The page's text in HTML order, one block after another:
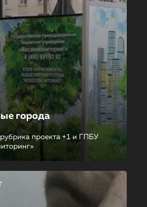
города
проекта +1 и ГПБУ